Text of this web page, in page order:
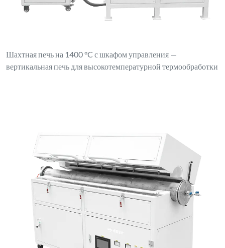
Шахтная печь на 1400 °C с шкафом управления —
вертикальная печь для высокотемпературной термообработки